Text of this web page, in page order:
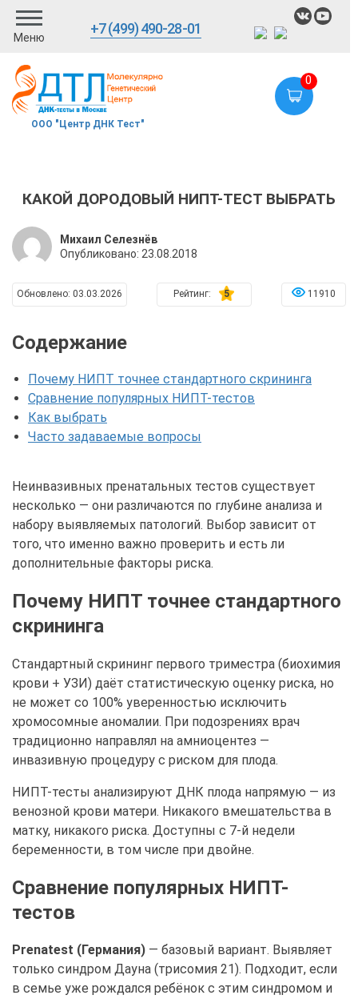
Меню
+7 (499) 490-28-01
ООО "Центр ДНК Тест"
0
КАКОЙ ДОРОДОВЫЙ НИПТ-ТЕСТ ВЫБРАТЬ
Михаил Селезнёв
Опубликовано: 23.08.2018
Обновлено: 03.03.2026 Рейтинг: 5 11910
Содержание
Почему НИПТ точнее стандартного скрининга
Сравнение популярных НИПТ-тестов
Как выбрать
Часто задаваемые вопросы
Неинвазивных пренатальных тестов существует
несколько — они различаются по глубине анализа и
набору выявляемых патологий. Выбор зависит от
того, что именно важно проверить и есть ли
дополнительные факторы риска.
Почему НИПТ точнее стандартного
скрининга
Стандартный скрининг первого триместра (биохимия
крови + УЗИ) даёт статистическую оценку риска, но
не может со 100% уверенностью исключить
хромосомные аномалии. При подозрениях врач
традиционно направлял на амниоцентез —
инвазивную процедуру с риском для плода.
НИПТ-тесты анализируют ДНК плода напрямую — из
венозной крови матери. Никакого вмешательства в
матку, никакого риска. Доступны с 7-й недели
беременности, в том числе при двойне.
Сравнение популярных НИПТ-
тестов
Prenatest (Германия) — базовый вариант. Выявляет
только синдром Дауна (трисомия 21). Подходит, если
в семье уже рождался ребёнок с этим синдромом и